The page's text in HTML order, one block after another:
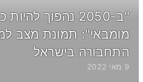
"ב-2050 נהפוך
מומבאי": תמונת מצב
התחבורה בישראל
9 מאי 2022